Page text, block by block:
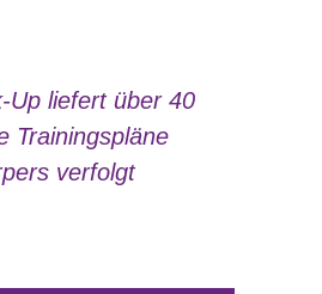
Up liefert über 40
Trainingspläne
verfolgt